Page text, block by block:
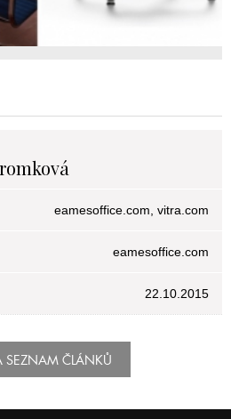
eamesoffice.com, vitra.com
eamesoffice.com
22.10.2015
SEZNAM ČLÁNKŮ